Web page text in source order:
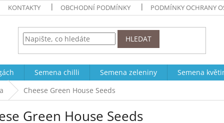
KONTAKTY OBCHODNÍ PODMÍNKY PODMÍNKY OCHRANY
HLEDAT
Semena chilli Semena zeleniny Semena
Cheese Green House Seeds
Green House Seeds